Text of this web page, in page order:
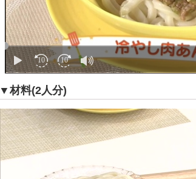
▼材料(2人分)